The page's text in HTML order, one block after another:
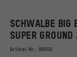
SCHWALBE BIG
SUPER
Artikel-Nr.: 86006